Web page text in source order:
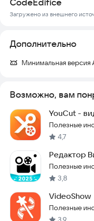
► Укажите угол поворота
► Нажмите кнопку
► Подтвердите действие
► Легко отправьте
исправить ориентацию
Загружено из внешнего
Дополнительно
Минимальная версия
Возможно, вам
YouCut -
Полезные
4,7
Редактор
Полезные
3,8
VideoShow
Полезные